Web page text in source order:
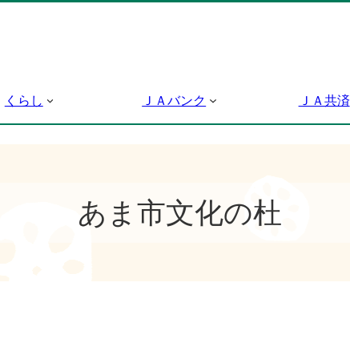
くらし ＪＡバンク ＪＡ共済
あま市文化の杜